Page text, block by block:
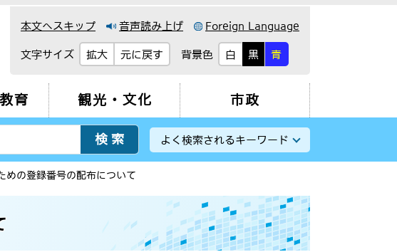
本文へスキップ 音声読み上げ Foreign Language
文字サイズ 拡大 元に戻す 背景色 白 黒 青
育 観光・文化 市政
よく検索されるキーワード
めの登録番号の配布について